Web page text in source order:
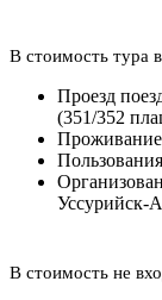
В стоимость тура
Проезд
(351/352
Проживание
Уссурийск-
В стоимость не